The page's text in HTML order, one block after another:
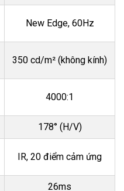
New Edge, 60Hz
350 cd/m² (không kính)
4000:1
178° (H/V)
IR, 20 điểm cảm ứng
26ms